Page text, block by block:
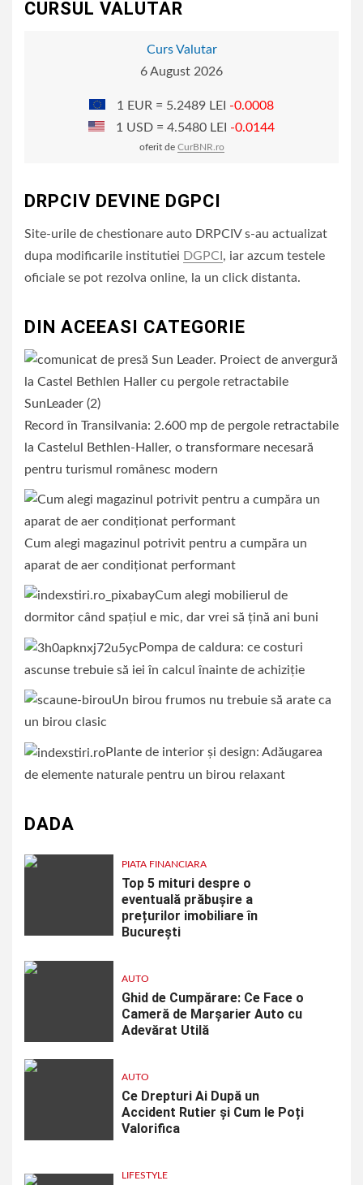
CURSUL VALUTAR
Curs Valutar
6 August 2026
1 EUR = 5.2489 LEI -0.0008
1 USD = 4.5480 LEI -0.0144
oferit de CurBNR.ro
DRPCIV DEVINE DGPCI
Site-urile de chestionare auto DRPCIV s-au actualizat
dupa modificarile institutiei DGPCI , iar azcum testele
oficiale se pot rezolva online, la un click distanta.
DIN ACEEASI CATEGORIE
Record în Transilvania: 2.600 mp de pergole retractabile
la Castelul Bethlen-Haller, o transformare necesară
pentru turismul românesc modern
Cum alegi magazinul potrivit pentru a cumpăra un
aparat de aer condiționat performant
Cum alegi mobilierul de
dormitor când spațiul e mic, dar vrei să țină ani buni
Pompa de caldura: ce costuri
ascunse trebuie să iei în calcul înainte de achiziție
Un birou frumos nu trebuie să arate ca
un birou clasic
Plante de interior și design: Adăugarea
de elemente naturale pentru un birou relaxant
DADA
PIATA FINANCIARA
Top 5 mituri despre o
eventuală prăbușire a
prețurilor imobiliare în
București
AUTO
Ghid de Cumpărare: Ce Face o
Cameră de Marșarier Auto cu
Adevărat Utilă
AUTO
Ce Drepturi Ai După un
Accident Rutier și Cum le Poți
Valorifica
LIFESTYLE